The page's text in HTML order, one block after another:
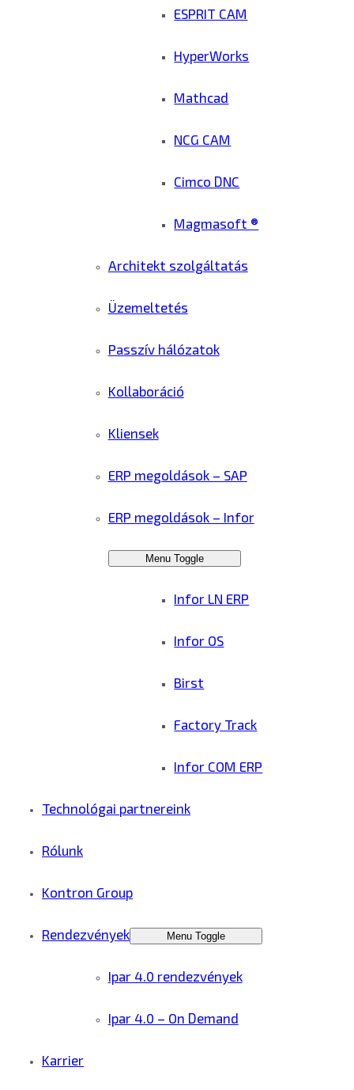
ESPRIT CAM
HyperWorks
Mathcad
NCG CAM
Cimco DNC
Magmasoft ®
Architekt szolgáltatás
Üzemeltetés
Passzív hálózatok
Kollaboráció
Kliensek
ERP megoldások – SAP
ERP megoldások – Infor
Menu Toggle
Infor LN ERP
Infor OS
Birst
Factory Track
Infor COM ERP
Technológai partnereink
Rólunk
Kontron Group
Rendezvények Menu Toggle
Ipar 4.0 rendezvények
Ipar 4.0 – On Demand
Karrier